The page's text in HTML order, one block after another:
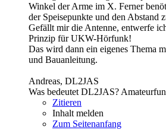
Winkel der Arme im X. Ferner
der Speisepunkte und den Abstand
Gefällt mir die Antenne, entwerfe
Prinzip für UKW-Hörfunk!
Das wird dann ein eigenes Thema
und Bauanleitung.
Andreas, DL2JAS
Was bedeutet DL2JAS?
Zitieren
Inhalt melden
Zum Seitenanfang